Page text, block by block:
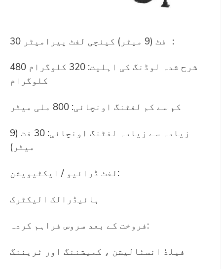
30 فٹ (9 میٹر) کینچی لفٹ پیرامیٹر ：
شرح شدہ لوڈنگ کی اہلیت: 320 کلوگرام 480
کلوگرام
کم سے کم لفٹنگ اونچائی: 800 ملی میٹر
زیادہ سے زیادہ لفٹنگ اونچائی: 30 فٹ (9
میٹر)
لفٹ ڈرائیو / ایکٹیویشن:
ہائیڈرالک الیکٹرک
فروخت کے بعد سروس فراہم کردہ:
فیلڈ انسٹالیشن ، کمیشننگ اور ٹریننگ